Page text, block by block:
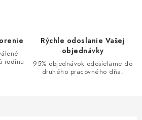
rodinu
Rýchle odoslanie Vašej
objednávky
95% objednávok odosielame do
druhého pracovného dňa.